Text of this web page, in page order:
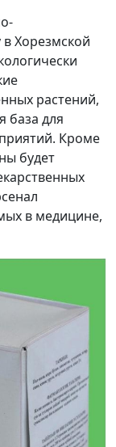
в Хорезмской
растений,
база для
Кроме
будет
в медицине,